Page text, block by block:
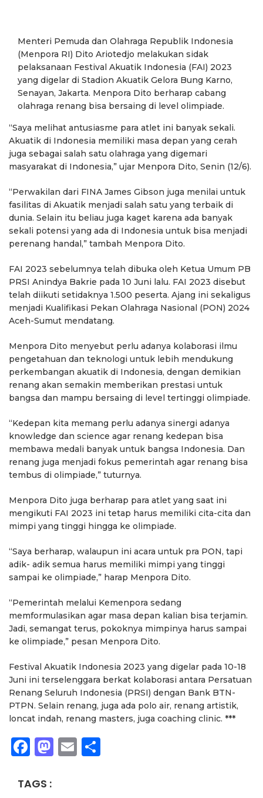
Menteri Pemuda dan Olahraga Republik Indonesia
(Menpora RI) Dito Ariotedjo melakukan sidak
pelaksanaan Festival Akuatik Indonesia (FAI) 2023
yang digelar di Stadion Akuatik Gelora Bung Karno,
Senayan, Jakarta. Menpora Dito berharap cabang
olahraga renang bisa bersaing di level olimpiade.
“Saya melihat antusiasme para atlet ini banyak sekali.
Akuatik di Indonesia memiliki masa depan yang cerah
juga sebagai salah satu olahraga yang digemari
masyarakat di Indonesia,” ujar Menpora Dito, Senin (12/6).
“Perwakilan dari FINA James Gibson juga menilai untuk
fasilitas di Akuatik menjadi salah satu yang terbaik di
dunia. Selain itu beliau juga kaget karena ada banyak
sekali potensi yang ada di Indonesia untuk bisa menjadi
perenang handal,” tambah Menpora Dito.
FAI 2023 sebelumnya telah dibuka oleh Ketua Umum PB
PRSI Anindya Bakrie pada 10 Juni lalu. FAI 2023 disebut
telah diikuti setidaknya 1.500 peserta. Ajang ini sekaligus
menjadi Kualifikasi Pekan Olahraga Nasional (PON) 2024
Aceh-Sumut mendatang.
Menpora Dito menyebut perlu adanya kolaborasi ilmu
pengetahuan dan teknologi untuk lebih mendukung
perkembangan akuatik di Indonesia, dengan demikian
renang akan semakin memberikan prestasi untuk
bangsa dan mampu bersaing di level tertinggi olimpiade.
“Kedepan kita memang perlu adanya sinergi adanya
knowledge dan science agar renang kedepan bisa
membawa medali banyak untuk bangsa Indonesia. Dan
renang juga menjadi fokus pemerintah agar renang bisa
tembus di olimpiade,” tuturnya.
Menpora Dito juga berharap para atlet yang saat ini
mengikuti FAI 2023 ini tetap harus memiliki cita-cita dan
mimpi yang tinggi hingga ke olimpiade.
“Saya berharap, walaupun ini acara untuk pra PON, tapi
adik- adik semua harus memiliki mimpi yang tinggi
sampai ke olimpiade,” harap Menpora Dito.
“Pemerintah melalui Kemenpora sedang
memformulasikan agar masa depan kalian bisa terjamin.
Jadi, semangat terus, pokoknya mimpinya harus sampai
ke olimpiade,” pesan Menpora Dito.
Festival Akuatik Indonesia 2023 yang digelar pada 10-18
Juni ini terselenggara berkat kolaborasi antara Persatuan
Renang Seluruh Indonesia (PRSI) dengan Bank BTN-
PTPN. Selain renang, juga ada polo air, renang artistik,
loncat indah, renang masters, juga coaching clinic. ***
Facebook
Mastodon
Email
TAGS :